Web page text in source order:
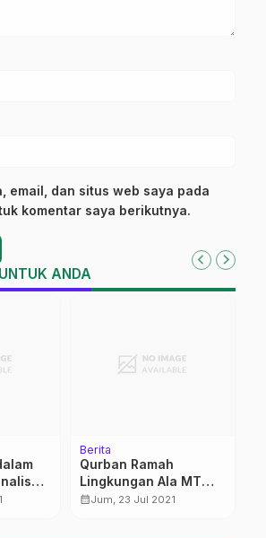
email, dan situs web saya pada
komentar saya berikutnya.
ANDA
Berita
Qurban Ramah
Lingkungan Ala MT
Darul Hasyimi Jogja
calendar_monthJum, 23 Jul 2021